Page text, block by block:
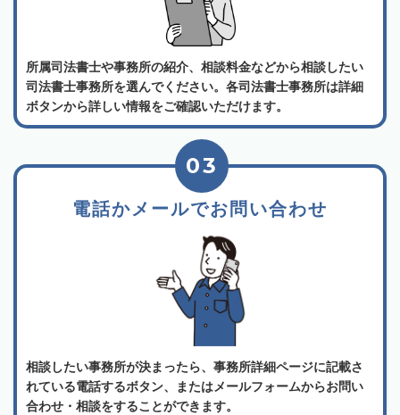
所属司法書士や事務所の紹介、相談料金などから相談したい
司法書士事務所を選んでください。各司法書士事務所は詳細
ボタンから詳しい情報をご確認いただけます。
電話かメールでお問い合わせ
03
相談したい事務所が決まったら、事務所詳細ページに記載さ
れている電話するボタン、またはメールフォームからお問い
合わせ・相談をすることができます。